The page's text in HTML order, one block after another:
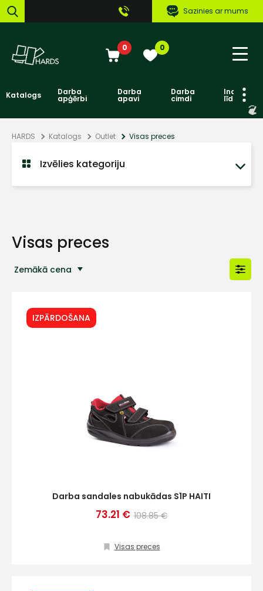
Sazinies ar mums
0 0
Katalogs Darba
apģērbi
Darba
apavi
Darba
cimdi līdzekļi
HARDS Katalogs Outlet Visas preces
Izvēlies kategoriju
Visas preces
Zemākā cena
IZPĀRDOŠANA
Darba sandales nabukādas S1P HAITI
73.21 € 108.85 €
Visas preces